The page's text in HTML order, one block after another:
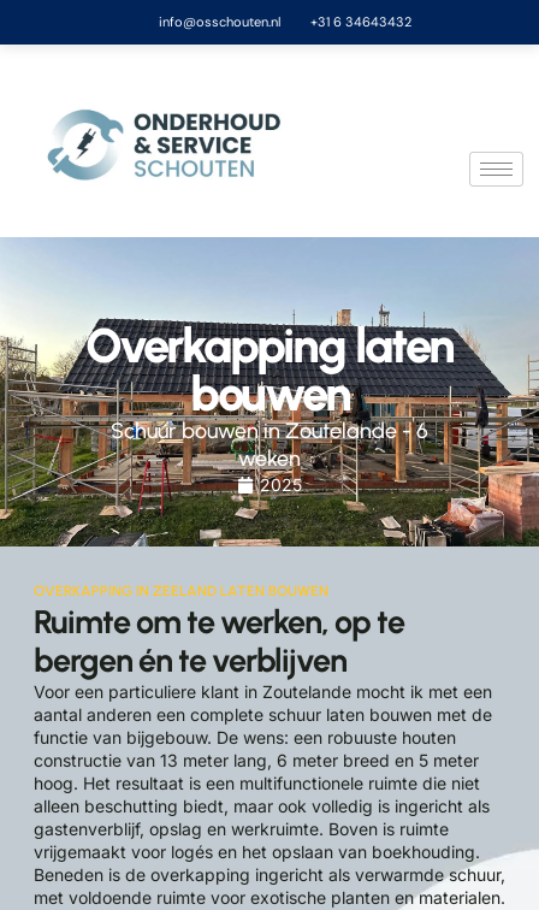
info@osschouten.nl +31 6 34643432
Overkapping laten
bouwen
Schuur bouwen in Zoutelande - 6
weken
2025
OVERKAPPING IN ZEELAND LATEN BOUWEN
Ruimte om te werken, op te
bergen én te verblijven
Voor een particuliere klant in Zoutelande mocht ik met een
aantal anderen een complete schuur laten bouwen met de
functie van bijgebouw. De wens: een robuuste houten
constructie van 13 meter lang, 6 meter breed en 5 meter
hoog. Het resultaat is een multifunctionele ruimte die niet
alleen beschutting biedt, maar ook volledig is ingericht als
gastenverblijf, opslag en werkruimte. Boven is ruimte
vrijgemaakt voor logés en het opslaan van boekhouding.
Beneden is de overkapping ingericht als verwarmde schuur,
met voldoende ruimte voor exotische planten en materialen.